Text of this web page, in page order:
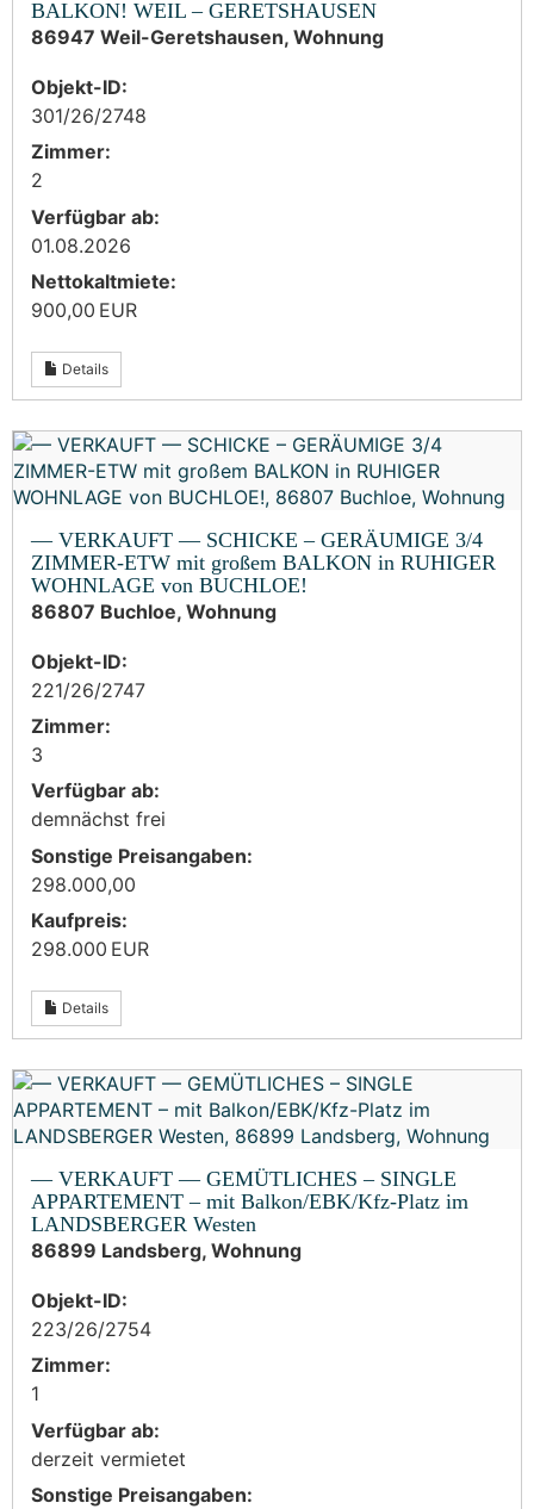
BALKON! WEIL – GERETSHAUSEN
86947 Weil-Geretshausen, Wohnung
Objekt-ID:
301/26/2748
Zimmer:
2
Verfügbar ab:
01.08.2026
Nettokaltmiete:
900,00 EUR
Details
— VERKAUFT — SCHICKE – GERÄUMIGE 3/4
ZIMMER-ETW mit großem BALKON in RUHIGER
WOHNLAGE von BUCHLOE!
86807 Buchloe, Wohnung
Objekt-ID:
221/26/2747
Zimmer:
3
Verfügbar ab:
demnächst frei
Sonstige Preisangaben:
298.000,00
Kaufpreis:
298.000 EUR
Details
— VERKAUFT — GEMÜTLICHES – SINGLE
APPARTEMENT – mit Balkon/EBK/Kfz-Platz im
LANDSBERGER Westen
86899 Landsberg, Wohnung
Objekt-ID:
223/26/2754
Zimmer:
1
Verfügbar ab:
derzeit vermietet
Sonstige Preisangaben: